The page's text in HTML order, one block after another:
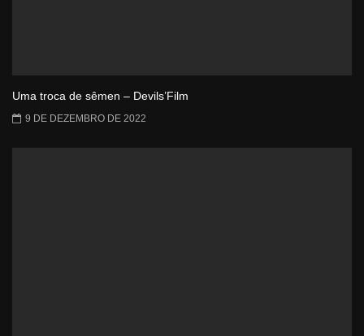
Uma troca de sêmen – Devils’Film
9 DE DEZEMBRO DE 2022